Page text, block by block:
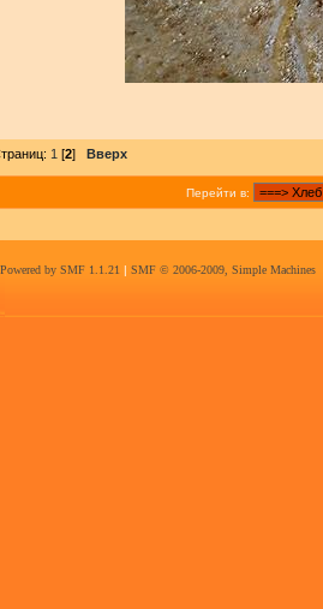
1 [2] Вверх
Перейти в:
Powered by SMF 1.1.21 | SMF © 2006-2009, Simple Machines